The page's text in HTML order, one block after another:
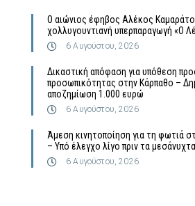
Ο αιώνιος έφηβος Αλέκος
χολλυγουντιανή υπερπαραγωγή «Ο
6 Αυγούστου, 2026
Δικαστική απόφαση για υπόθεση
προσωπικότητας στην Κάρπαθο –
αποζημίωση 1.000 ευρώ
6 Αυγούστου, 2026
Άμεση κινητοποίηση για τη φωτιά
– Υπό έλεγχο λίγο πριν τα μεσάνυχτα
6 Αυγούστου, 2026